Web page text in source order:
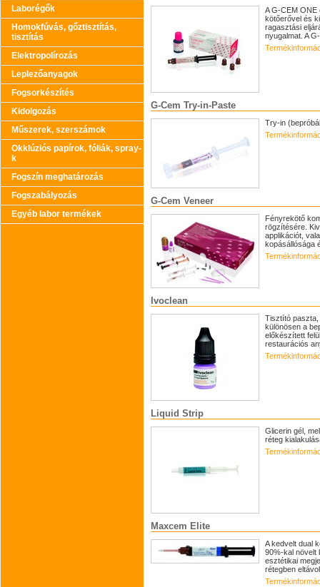
Laborégők
Homokfúvás, gőztisztítás,
tisztítás
Elektropolírozás
Leplezőanyagok
Fogsorkészítés
Kidolgozás
Műszerek, szerszámok
Okklúziós papírok, fóliák, spray-
k
Fogszín meghatározás
Fogszabályozás
Egyéb labor termékek
A G-CEM
kötőerővel és
ragasztási
nyugalmat. A
G-Cem Try-in-Paste
Try-in
G-Cem Veneer
Fényrekötő
rögzítésére.
applikációt,
kopásállósága
Ivoclean
Tisztító
különösen a
előkészített
restaurációs
Liquid Strip
Glicerin gél,
réteg
Maxcem Elite
A kedvelt dual
90%-kal növelt
esztétikai
rétegben